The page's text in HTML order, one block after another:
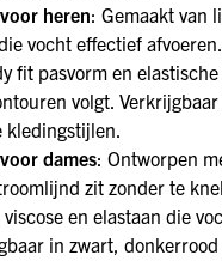
heren: Gemaakt van
vocht effectief
fit pasvorm en
volgt.
kledingstijlen.
dames: Ontworpen
zit zonder te
en elastaan die
in zwart, donkerrood